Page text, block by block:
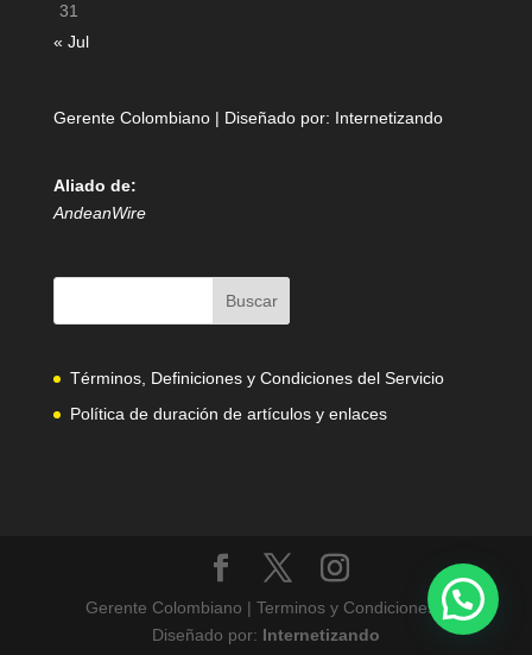
31
« Jul
Gerente Colombiano | Diseñado por: Internetizando
Aliado de:
AndeanWire
Términos, Definiciones y Condiciones del Servicio
Política de duración de artículos y enlaces
Gerente Colombiano | Terminos y Condiciones |
Diseñado por: Internetizando